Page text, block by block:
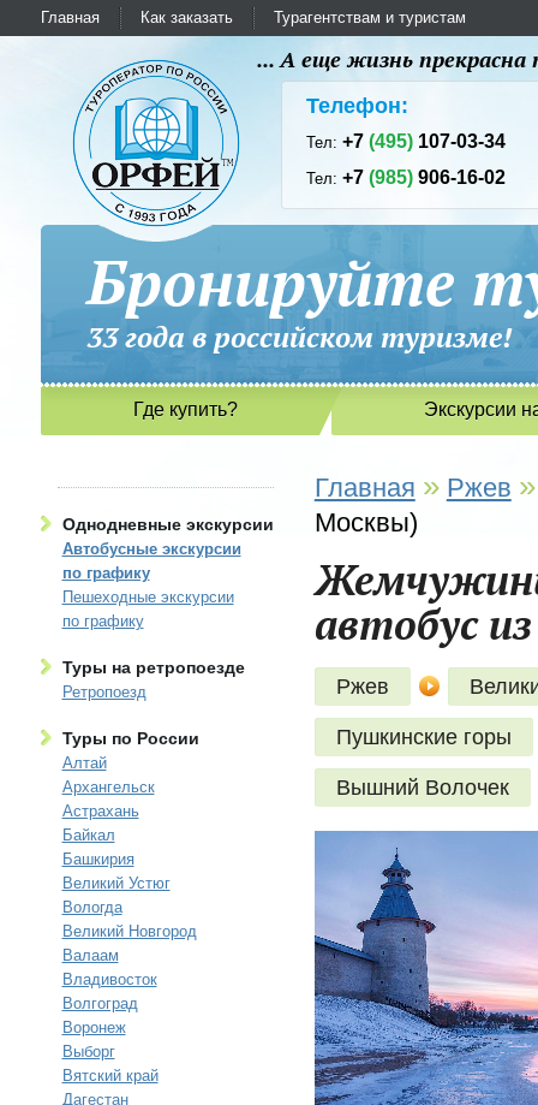
Главная Как заказать Турагентствам и туристам
... А еще жизнь
Телефон:
Тел:+7(495) 107-03-34
Тел:+7(985) 906-16-02
Бронируйте
33 года в российском
Где купить? Экскурсии
Однодневные экскурсии
Автобусные экскурсии
по графику
Пешеходные экскурсии
по графику
Туры на ретропоезде
Ретропоезд
Туры по России
Алтай
Архангельск
Астрахань
Байкал
Башкирия
Великий Устюг
Вологда
Великий Новгород
Валаам
Владивосток
Волгоград
Воронеж
Выборг
Вятский край
Дагестан
Главная » Ржев »
Москвы)
автобус
Ржев
Пушкинские горы
Вышний Волочек